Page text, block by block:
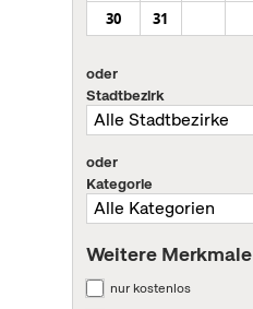
30
31
oder
Stadtbezirk
oder
Kategorie
Weitere Merkmale
nur kostenlos